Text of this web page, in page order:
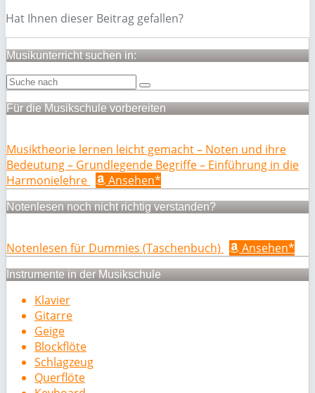
Hat Ihnen dieser Beitrag gefallen?
Musikunterricht suchen in:
Für die Musikschule vorbereiten
Musiktheorie lernen leicht gemacht – Noten und ihre
Bedeutung – Grundlegende Begriffe – Einführung in die
Harmonielehre
Ansehen*
Notenlesen noch nicht richtig verstanden?
Notenlesen für Dummies (Taschenbuch) Ansehen*
Instrumente in der Musikschule
Klavier
Gitarre
Geige
Blockflöte
Schlagzeug
Querflöte